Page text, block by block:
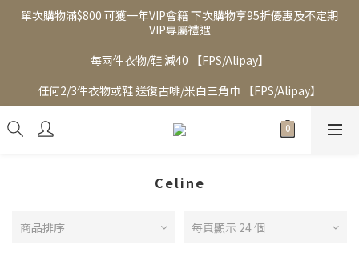
單次購物滿$800 可獲一年VIP會籍 下次購物享95折優惠及不定期
VIP專屬禮遇
每兩件衣物/鞋 減40 【FPS/Alipay】
任何2/3件衣物或鞋 送復古啡/米白三角巾 【FPS/Alipay】
Celine
商品排序 每頁顯示 24 個